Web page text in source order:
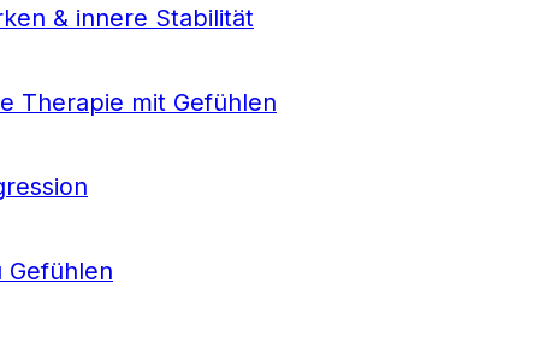
& innere Stabilität
Therapie mit Gefühlen
Gefühlen